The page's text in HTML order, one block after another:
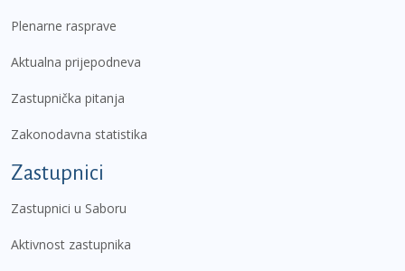
Plenarne rasprave
Aktualna prijepodneva
Zastupnička pitanja
Zakonodavna statistika
Zastupnici
Zastupnici u Saboru
Aktivnost zastupnika